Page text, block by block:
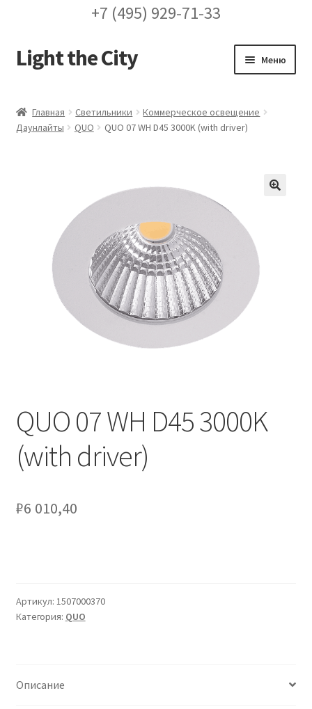
+7 (495) 929-71-33
Перейти
к
Перейти
к
Light the City Меню
FAQ про кронштейны
Доставка и оплата
Заказ проекта освещения
Контакты
Мой аккаунт
Обозначения стандартных установочных мест
Отправить заявку
Сертификаты
Главная Светильники
Коммерческое освещение
Даунлайты
QUO QUO 07 WH D45 3000K (with driver)
QUO 07 WH D45 3000K
(with driver)
₽6 010,40
Артикул: 1507000370
Категория: QUO
Описание